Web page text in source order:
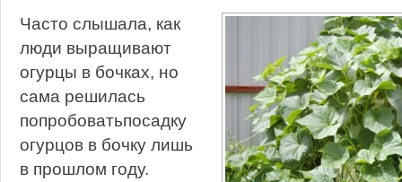
Часто слышала, как
люди выращивают
огурцы в бочках, но
сама решилась
попробоватьпосадку
огурцов в бочку лишь
в прошлом году.